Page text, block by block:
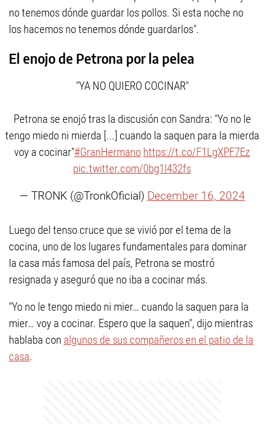
no tenemos dónde guardar los pollos. Si esta noche no
los hacemos no tenemos dónde guardarlos".
El enojo de Petrona por la pelea
"YA NO QUIERO COCINAR"
Petrona se enojó tras la discusión con Sandra: "Yo no le
tengo miedo ni mierda [...] cuando la saquen para la mierda
voy a cocinar"#GranHermano https://t.co/F1LgXPF7Ez
pic.twitter.com/0bg1l432fs
— TRONK (@TronkOficial) December 16, 2024
Luego del tenso cruce que se vivió por el tema de la
cocina, uno de los lugares fundamentales para dominar
la casa más famosa del país, Petrona se mostró
resignada y aseguró que no iba a cocinar más.
"Yo no le tengo miedo ni mier… cuando la saquen para la
mier… voy a cocinar. Espero que la saquen", dijo mientras
hablaba con algunos de sus compañeros en el patio de la
casa.